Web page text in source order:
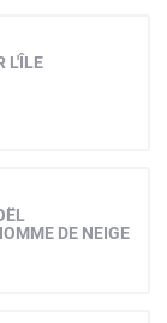
L'ÎLE
DE NEIGE